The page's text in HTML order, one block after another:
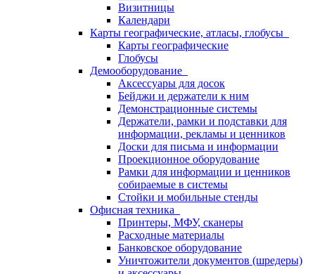
Визитницы
Календари
Карты географические, атласы, глобусы
Карты географические
Глобусы
Демооборудование
Аксессуары для досок
Бейджи и держатели к ним
Демонстрационные системы
Держатели, рамки и подставки для
информации, рекламы и ценников
Доски для письма и информации
Проекционное оборудование
Рамки для информации и ценников
собираемые в системы
Стойки и мобильные стенды
Офисная техника
Принтеры, МФУ, сканеры
Расходные материалы
Банковское оборудование
Уничтожители документов (шредеры)